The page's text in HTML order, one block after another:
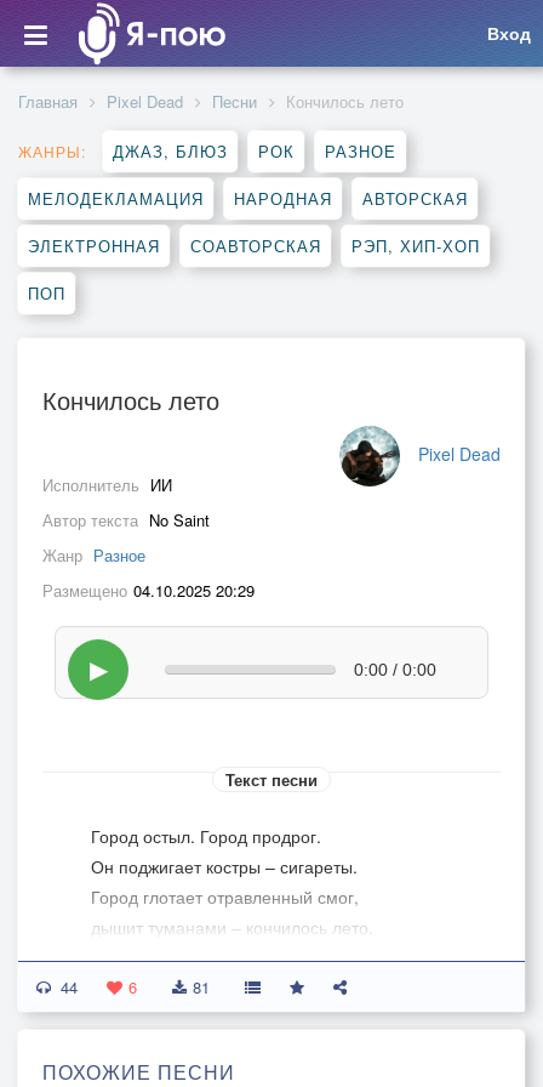
Вход
Главная Pixel Dead Песни Кончилось лето
ЖАНРЫ: ДЖАЗ, БЛЮЗ РОК РАЗНОЕ
МЕЛОДЕКЛАМАЦИЯ НАРОДНАЯ АВТОРСКАЯ
ЭЛЕКТРОННАЯ СОАВТОРСКАЯ РЭП, ХИП-ХОП
ПОП
Кончилось лето
Pixel Dead
Исполнитель ИИ
Автор текста No Saint
Жанр Разное
Размещено 04.10.2025 20:29
▶ 0:00 / 0:00
Текст песни
Город остыл. Город продрог.
Он поджигает костры – сигареты.
Город глотает отравленный смог,
дышит туманами – кончилось лето.
Небо в оконных глазницах пустых
не отливает кровавым закатом.
погребены под ржавеющим златом.
44 6 81
ПОХОЖИЕ ПЕСНИ